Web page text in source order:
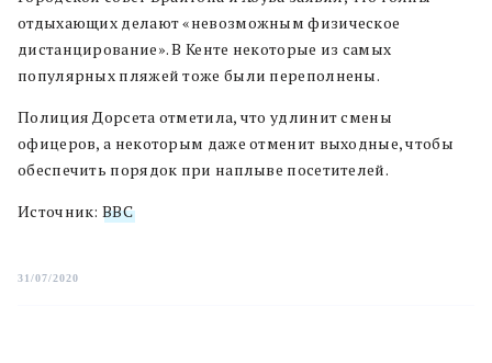
отдыхающих делают «невозможным физическое
дистанцирование». В Кенте некоторые из самых
популярных пляжей тоже были переполнены.
Полиция Дорсета отметила, что удлинит смены
офицеров, а некоторым даже отменит выходные, чтобы
обеспечить порядок при наплыве посетителей.
Источник: BBC
31/07/2020